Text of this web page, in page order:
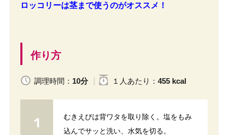
ロッコリーは茎まで使うのがオススメ！
作り方
調理時間： 10分 １人 あたり ： 455 kcal
むきえびは背ワタを取り除く。塩をもみ
込んでサッと洗い、水気を切る。